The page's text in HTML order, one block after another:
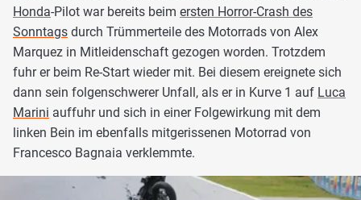
Honda-Pilot war bereits beim ersten Horror-Crash des
Sonntags durch Trümmerteile des Motorrads von Alex
Marquez in Mitleidenschaft gezogen worden. Trotzdem
fuhr er beim Re-Start wieder mit. Bei diesem ereignete sich
dann sein folgenschwerer Unfall, als er in Kurve 1 auf Luca
Marini auffuhr und sich in einer Folgewirkung mit dem
linken Bein im ebenfalls mitgerissenen Motorrad von
Francesco Bagnaia verklemmte.